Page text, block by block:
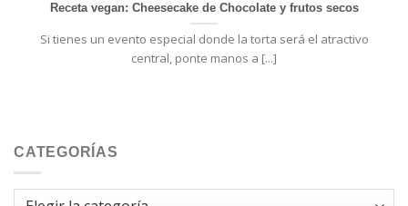
CATEGORÍAS
Categorías
Receta vegan: Cheesecake de Chocolate y frutos secos
Si tienes un evento especial donde la torta será el atractivo
central, ponte manos a [...]